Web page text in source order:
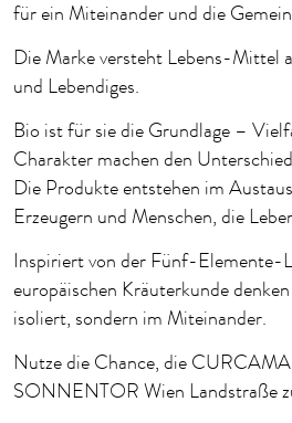
für ein Miteinander und die
Die Marke versteht Lebens-Mittel
und Lebendiges.
Bio ist für sie die Grundlage –
Charakter machen den
Die Produkte entstehen im
Erzeugern und Menschen, die
Inspiriert von der Fünf-Elemente-
europäischen Kräuterkunde
isoliert, sondern im Miteinander.
Nutze die Chance, die
SONNENTOR Wien Landstraße